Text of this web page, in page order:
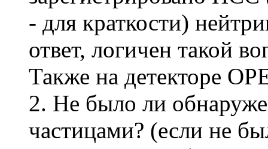
- для краткости)
ответ, логичен такой
Также на детекторе
2. Не было ли
частицами? (если не